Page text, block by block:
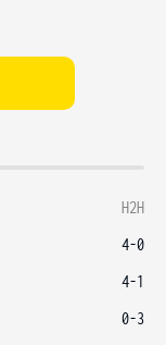
H2H
4-0
4-1
0-3